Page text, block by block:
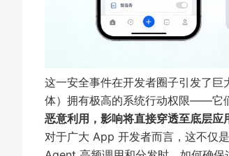
这一安全事件在开发者圈子引发了
体）拥有极高的系统行动权限——它
恶意利用，影响将直接穿透至底层应
对于广大 App 开发者而言，这不仅